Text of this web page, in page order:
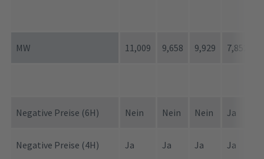
MW 11,009 9,658 9,929 7,852
Negative Preise (6H) Nein Nein Nein Ja
Negative Preise (4H) Ja Ja Ja Ja